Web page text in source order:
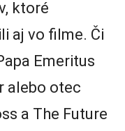
ktoré
aj vo filme. Či
Emeritus
alebo otec
a The Future